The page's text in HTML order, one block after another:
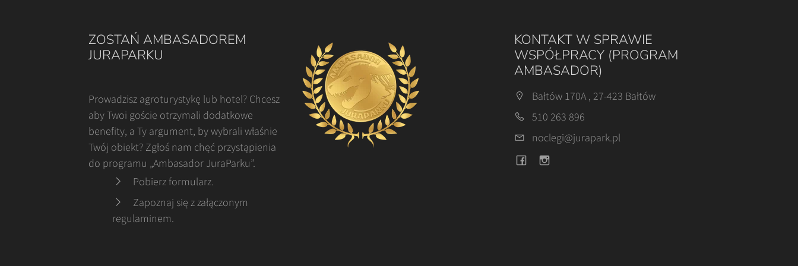
ZOSTAŃ AMBASADOREM
JURAPARKU
Prowadzisz agroturystykę lub hotel? Chcesz
aby Twoi goście otrzymali dodatkowe
benefity, a Ty argument, by wybrali właśnie
Twój obiekt? Zgłoś nam chęć przystąpienia
do programu „Ambasador JuraParku”.
Pobierz formularz.
Zapoznaj się z załączonym
regulaminem.
KONTAKT W SPRAWIE
WSPÓŁPRACY (PROGRAM
AMBASADOR)
Bałtów 170A , 27-423 Bałtów
510 263 896
noclegi@jurapark.pl